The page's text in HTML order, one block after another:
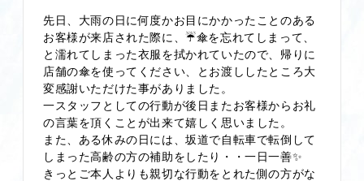
先日、大雨の日に何度かお目にかかったことのある
お客様が来店された際に、☔傘を忘れてしまって、
と濡れてしまった衣服を拭かれていたので、帰りに
店舗の傘を使ってください、とお渡ししたところ大
変感謝いただけた事がありました。
一スタッフとしての行動が後日またお客様からお礼
の言葉を頂くことが出来て嬉しく思いました。
また、ある休みの日には、坂道で自転車で転倒して
しまった高齢の方の補助をしたり・・一日一善✨
きっとご本人よりも親切な行動をとれた側の方がな